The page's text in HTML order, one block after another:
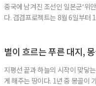
중국에 남겨진 조선인 일본군‘위
다. 겹겹프로젝트는 8월 6일부터
자신의 생애를 증명하기 위해 간
별이 흐르는 푸른 대지,
지평선 끝과 하늘의 시작이 맞닿
게 해주는 땅이다. 1년 중 몽골이